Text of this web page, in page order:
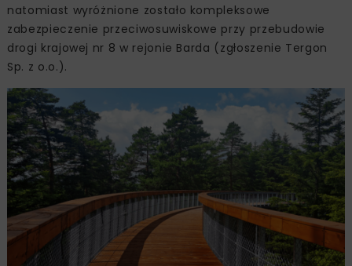
natomiast wyróżnione zostało kompleksowe
zabezpieczenie przeciwosuwiskowe przy przebudowie
drogi krajowej nr 8 w rejonie Barda (zgłoszenie Tergon
Sp. z o.o.).